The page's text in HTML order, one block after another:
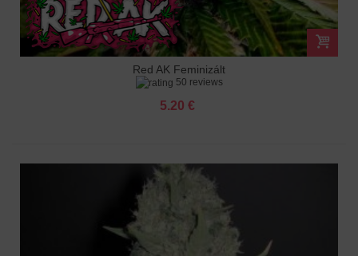
Red AK Feminizált
50 reviews
5.20 €